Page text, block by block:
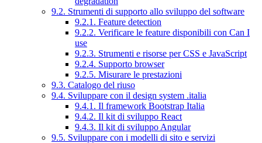
9.2. Strumenti di supporto allo sviluppo del software
9.2.1. Feature detection
9.2.2. Verificare le feature disponibili con Can I
use
9.2.3. Strumenti e risorse per CSS e JavaScript
9.2.4. Supporto browser
9.2.5. Misurare le prestazioni
9.3. Catalogo del riuso
9.4. Sviluppare con il design system .italia
9.4.1. Il framework Bootstrap Italia
9.4.2. Il kit di sviluppo React
9.4.3. Il kit di sviluppo Angular
9.5. Sviluppare con i modelli di sito e servizi